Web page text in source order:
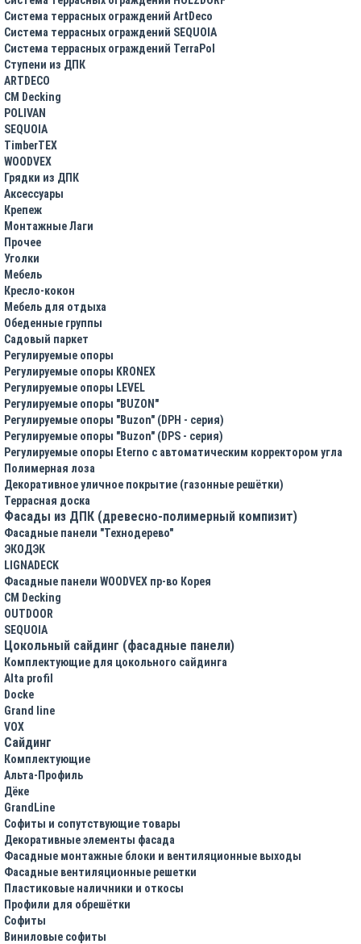
Система террасных ограждений ArtDeco
Система террасных ограждений SEQUOIA
Система террасных ограждений TerraPol
Ступени из ДПК
ARTDECO
CM Decking
POLIVAN
SEQUOIA
TimberTEX
WOODVEX
Грядки из ДПК
Аксессуары
Крепеж
Монтажные Лаги
Прочее
Уголки
Мебель
Кресло-кокон
Мебель для отдыха
Обеденные группы
Садовый паркет
Регулируемые опоры
Регулируемые опоры KRONEX
Регулируемые опоры LEVEL
Регулируемые опоры "BUZON"
Регулируемые опоры "Buzon" (DPH - серия)
Регулируемые опоры "Buzon" (DPS - серия)
Регулируемые опоры Eterno с автоматическим корректором угла
Полимерная лоза
Декоративное уличное покрытие (газонные решётки)
Террасная доска
Фасады из ДПК (древесно-полимерный компизит)
Фасадные панели "Технодерево"
ЭКОДЭК
LIGNADECK
Фасадные панели WOODVEX пр-во Корея
CM Decking
OUTDOOR
SEQUOIA
Цокольный сайдинг (фасадные панели)
Комплектующие для цокольного сайдинга
Alta profil
Docke
Grand line
VOX
Сайдинг
Комплектующие
Альта-Профиль
Дёке
GrandLine
Софиты и сопутствующие товары
Декоративные элементы фасада
Фасадные монтажные блоки и вентиляционные выходы
Фасадные вентиляционные решетки
Пластиковые наличники и откосы
Профили для обрешётки
Софиты
Виниловые софиты